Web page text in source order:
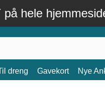
på hele
dreng Gavekort Nye